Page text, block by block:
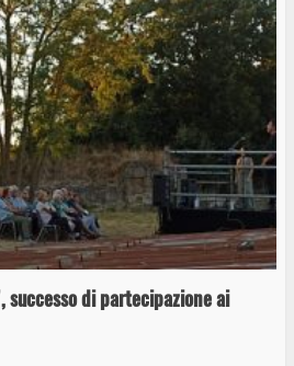
successo di partecipazione ai